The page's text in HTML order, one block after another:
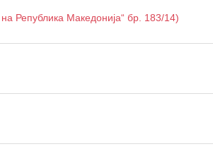
Република Македонија“ бр. 183/14)